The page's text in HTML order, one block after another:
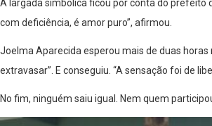
A largada simbólica ficou por conta do prefeito
com deficiência, é amor puro”, afirmou.
Joelma Aparecida esperou mais de duas
extravasar”. E conseguiu. “A sensação foi de
No fim, ninguém saiu igual. Nem quem